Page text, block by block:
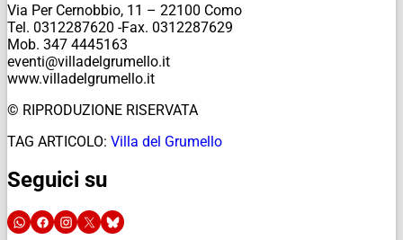
Via Per Cernobbio, 11 – 22100 Como
Tel. 0312287620 -Fax. 0312287629
Mob. 347 4445163
eventi@villadelgrumello.it
www.villadelgrumello.it
© RIPRODUZIONE RISERVATA
TAG ARTICOLO: Villa del Grumello
Seguici su